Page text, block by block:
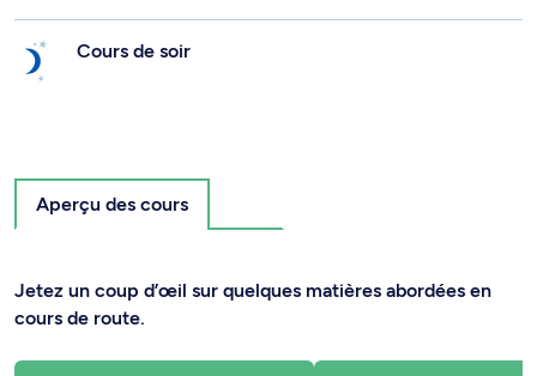
Cours de soir
Aperçu des cours
Jetez un coup d’œil sur quelques matières abordées en
cours de route.